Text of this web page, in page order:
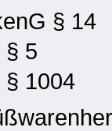
§ 14
§ 5
§ 1004